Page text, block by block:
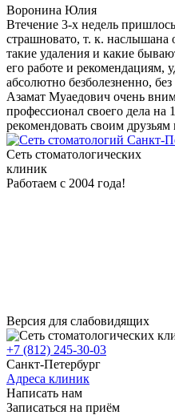
звонок
клиники
Воронина Юлия
Втечение 3-х недель
страшновато, т. к. наслышана
такие удаления и какие
его работе и рекомендациям,
абсолютно безболезненно,
Азамат Муаедович очень
профессионал своего дела на
рекомендовать своим
Сеть стоматологических
клиник
Работаем с 2004 года!
Версия для слабовидящих
+7 (812) 245-30-03
Санкт-Петербург
Адреса клиник
Написать нам
Записаться на приём